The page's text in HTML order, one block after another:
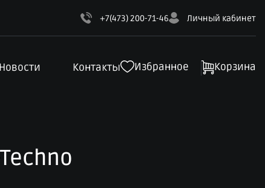
+7(473) 200-71-46 Личный кабинет
Новости Контакты Избранное Корзина